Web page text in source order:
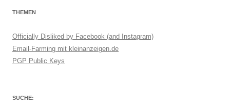
THEMEN
Officially Disliked by Facebook (and Instagram)
Email-Farming mit kleinanzeigen.de
PGP Public Keys
SUCHE: